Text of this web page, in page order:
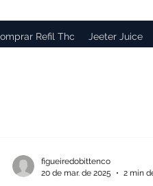
Refil Thc Jeeter Juice
figueiredobittenco
20 de mar. de 2025
2 min